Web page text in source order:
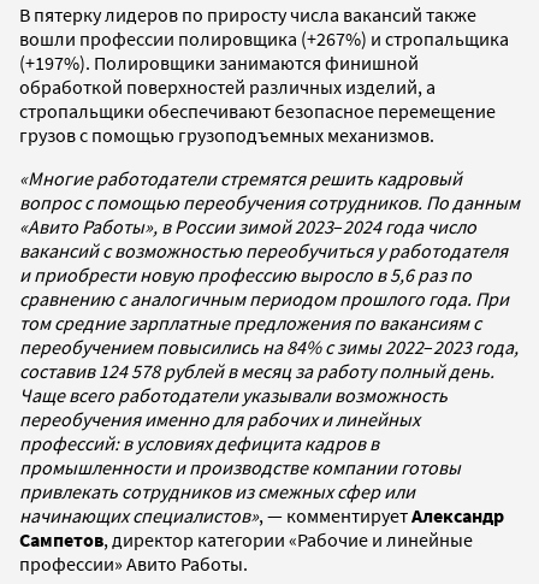
В пятерку лидеров по приросту числа вакансий также
вошли профессии полировщика (+267%) и стропальщика
(+197%). Полировщики занимаются финишной
обработкой поверхностей различных изделий, а
стропальщики обеспечивают безопасное перемещение
грузов с помощью грузоподъемных механизмов.
«Многие работодатели стремятся решить кадровый
вопрос с помощью переобучения сотрудников. По данным
«Авито Работы», в России зимой 2023–2024 года число
вакансий с возможностью переобучиться у работодателя
и приобрести новую профессию выросло в 5,6 раз по
сравнению с аналогичным периодом прошлого года. При
том средние зарплатные предложения по вакансиям с
переобучением повысились на 84% с зимы 2022–2023 года,
составив 124 578 рублей в месяц за работу полный день.
Чаще всего работодатели указывали возможность
переобучения именно для рабочих и линейных
профессий: в условиях дефицита кадров в
промышленности и производстве компании готовы
привлекать сотрудников из смежных сфер или
начинающих специалистов», — комментируетАлександр
Сампетов, директор категории «Рабочие и линейные
профессии» Авито Работы.